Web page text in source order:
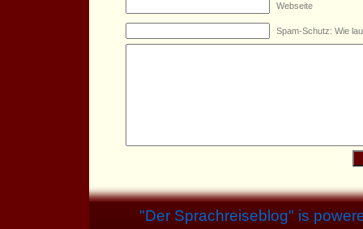
Webseite
Spam-Schutz: Wie
"Der Sprachreiseblog" is